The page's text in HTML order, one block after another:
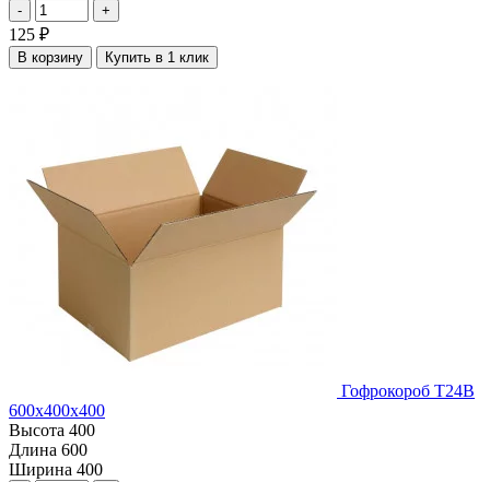
- +
125 ₽
В корзину Купить в 1 клик
Гофрокороб Т24В
600х400х400
Высота 400
Длина 600
Ширина 400